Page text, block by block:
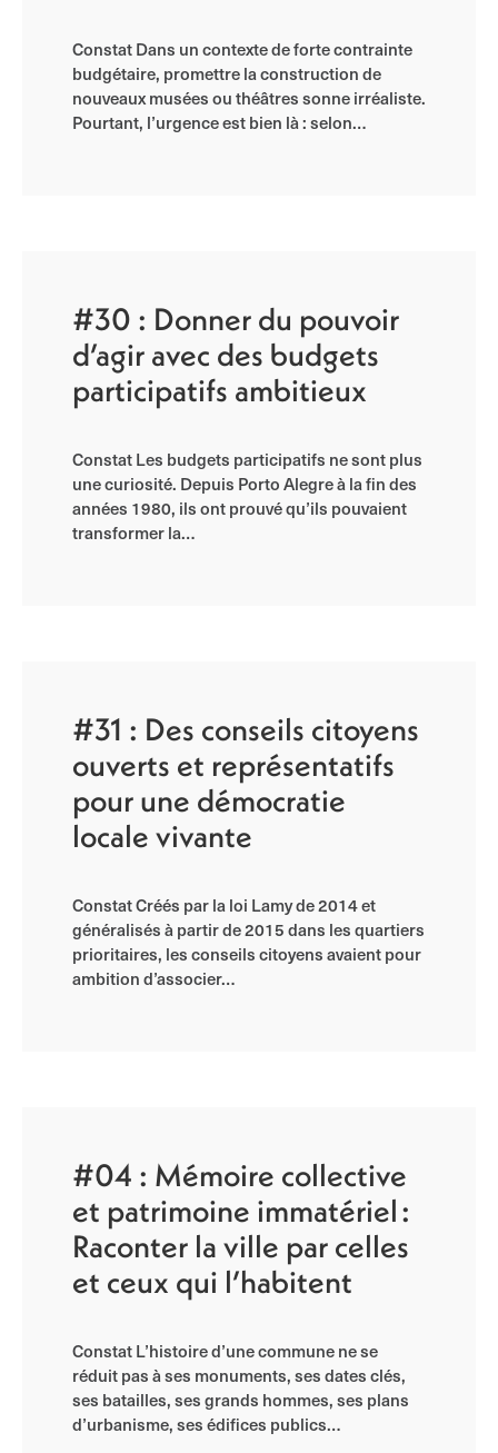
Constat Dans un contexte de forte contrainte
budgétaire, promettre la construction de
nouveaux musées ou théâtres sonne irréaliste.
Pourtant, l’urgence est bien là : selon…
#30 : Donner du pouvoir
d’agir avec des budgets
participatifs ambitieux
Constat Les budgets participatifs ne sont plus
une curiosité. Depuis Porto Alegre à la fin des
années 1980, ils ont prouvé qu’ils pouvaient
transformer la…
#31 : Des conseils citoyens
ouverts et représentatifs
pour une démocratie
locale vivante
Constat Créés par la loi Lamy de 2014 et
généralisés à partir de 2015 dans les quartiers
prioritaires, les conseils citoyens avaient pour
ambition d’associer…
#04 : Mémoire collective
et patrimoine immatériel :
Raconter la ville par celles
et ceux qui l’habitent
Constat L’histoire d’une commune ne se
réduit pas à ses monuments, ses dates clés,
ses batailles, ses grands hommes, ses plans
d’urbanisme, ses édifices publics…